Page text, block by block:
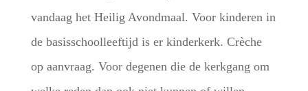
vandaag het Heilig Avondmaal. Voor kinderen in
de basisschoolleeftijd is er kinderkerk. Crèche
op aanvraag. Voor degenen die de kerkgang om